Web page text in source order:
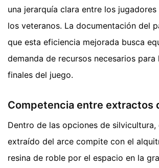
una jerarquía clara entre los
los veteranos. La documentación del
que esta eficiencia mejorada busca
demanda de recursos necesarios para
finales del juego.
Competencia entre extractos
Dentro de las opciones de
extraído del arce compite con el
resina de roble por el espacio en la